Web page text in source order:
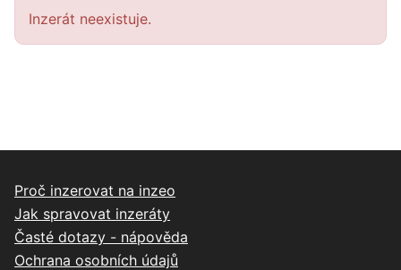
Inzerát neexistuje.
Proč inzerovat na inzeo
Jak spravovat inzeráty
Časté dotazy - nápověda
Ochrana osobních údajů